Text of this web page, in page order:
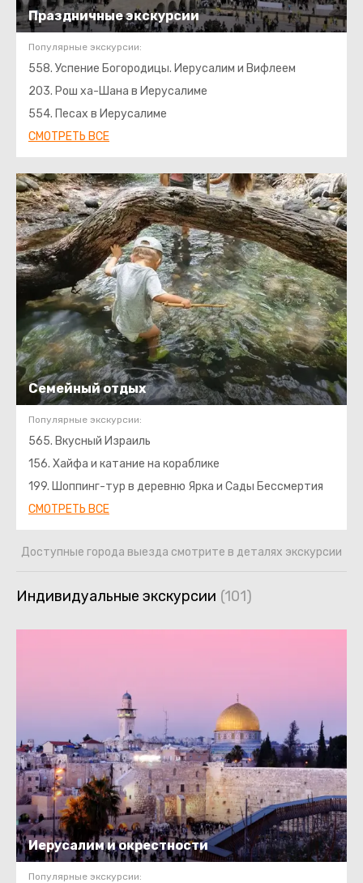
Праздничные экскурсии
Популярные экскурсии:
558. Успение Богородицы. Иерусалим и Вифлеем
203. Рош ха-Шана в Иерусалиме
554. Песах в Иерусалиме
СМОТРЕТЬ ВСЕ
Семейный отдых
Популярные экскурсии:
565. Вкусный Израиль
156. Хайфа и катание на кораблике
199. Шоппинг-тур в деревню Ярка и Сады Бессмертия
СМОТРЕТЬ ВСЕ
Доступные города выезда смотрите в деталях экскурсии
Индивидуальные экскурсии
Иерусалим и окрестности
Популярные экскурсии: